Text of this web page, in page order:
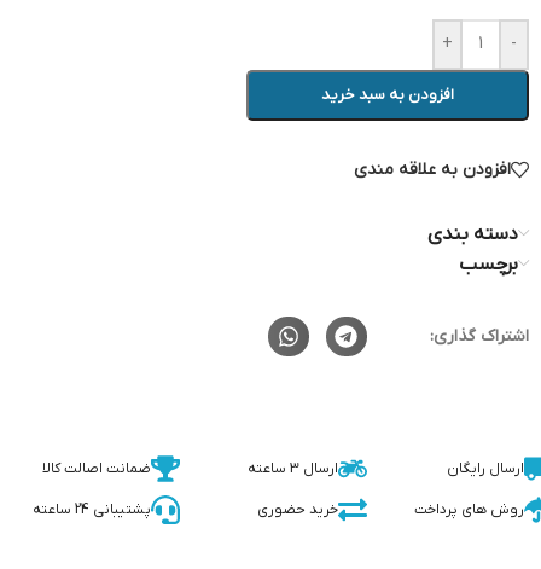
-
+
افزودن به سبد خرید
افزودن به علاقه مندی
دسته بندی
برچسب
اشتراک گذاری:
ارسال رایگان ارسال 3 ساعته ضمانت اصالت کالا
روش های پرداخت خرید حضوری پشتیبانی 24 ساعته